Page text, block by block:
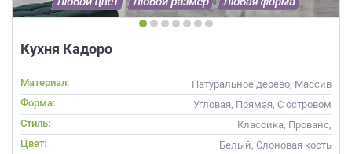
Кухня Кадоро
Материал:
Натуральное дерево, Массив
Форма:
Угловая, Прямая, С островом
Стиль:
Классика, Прованс,
Скандинавский, Неоклассика
Цвет: Белый, Слоновая кость